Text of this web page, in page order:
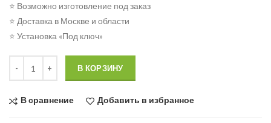
⭐ Возможно изготовление под заказ
⭐ Доставка в Москве и области
⭐ Установка «Под ключ»
В КОРЗИНУ
В сравнение Добавить в избранное